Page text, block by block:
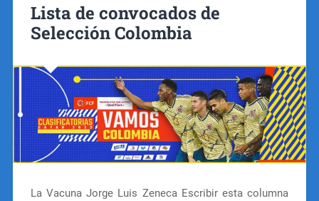
Lista de convocados de
Selección Colombia
La Vacuna Jorge Luis Zeneca Escribir esta columna